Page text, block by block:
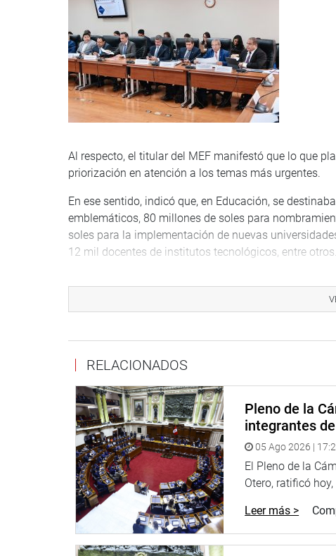
Al respecto, el titular del MEF manifestó que lo que
priorización en atención a los temas más urgentes.
En ese sentido, indicó que, en Educación, se
emblemáticos, 80 millones de soles para
soles para la implementación de nuevas
12 mil docentes de institutos tecnológicos, entre otros.
continuidad de la operatividad del Ministerio Público.
Carabayllo y Ventanilla; y 57 millones de soles para
la CTS y la gratificación a los trabajadores bajo el
CONGRESISTAS CUESTIONARON PROPORCIÓN DE
Durante el debate del proyecto de ley del crédito
preocupación por el criterio empleado y sentido de
problemáticas de la población.
El parlamentario Arturo Alegría García (bancada FP)
ministerios del Interior y Defensa para combatir la
En otro punto de su intervención, Alegría García
RELACIONADOS
Pleno de la
integrantes
05 Ago 2026 |
El Pleno de la
Otero, ratificó
Leer más >